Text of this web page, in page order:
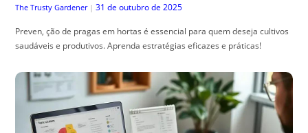
The Trusty Gardener | 31 de outubro de 2025
Preven, ção de pragas em hortas é essencial para quem deseja cultivos
saudáveis e produtivos. Aprenda estratégias eficazes e práticas!